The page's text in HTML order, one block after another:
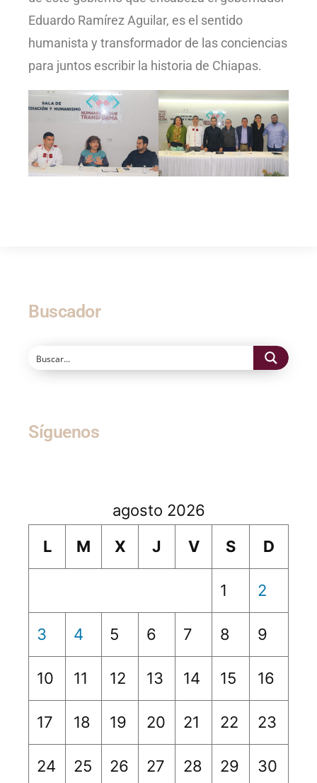
Eduardo Ramírez Aguilar, es el sentido
humanista y transformador de las conciencias
para juntos escribir la historia de Chiapas.
Buscador
Síguenos
agosto 2026
L
M X J V S D
1 2
3 4 5 6 7 8 9
10 11 12 13 14 15 16
17 18 19 20 21 22 23
24 25 26 27 28 29 30